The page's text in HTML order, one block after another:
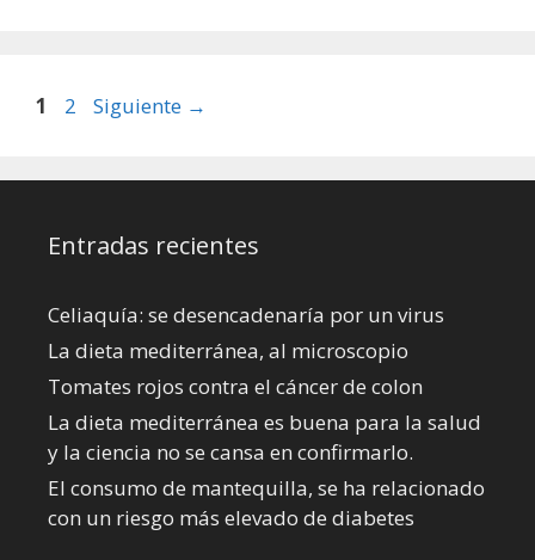
Página
1 Página
2 Siguiente →
Entradas recientes
Celiaquía: se desencadenaría por un virus
La dieta mediterránea, al microscopio
Tomates rojos contra el cáncer de colon
La dieta mediterránea es buena para la salud
y la ciencia no se cansa en confirmarlo.
El consumo de mantequilla, se ha relacionado
con un riesgo más elevado de diabetes